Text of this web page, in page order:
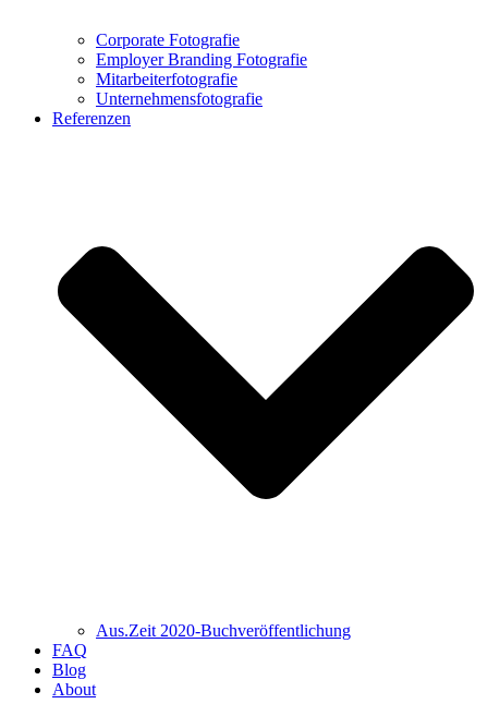
Corporate Fotografie
Employer Branding Fotografie
Mitarbeiterfotografie
Unternehmensfotografie
Referenzen
Aus.Zeit 2020-Buch­veröffentlichung
FAQ
Blog
About